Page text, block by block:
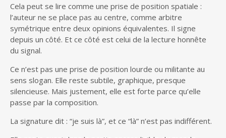
Cela peut se lire comme une prise de position spatiale :
l’auteur ne se place pas au centre, comme arbitre
symétrique entre deux opinions équivalentes. Il signe
depuis un côté. Et ce côté est celui de la lecture honnête
du signal.
Ce n’est pas une prise de position lourde ou militante au
sens slogan. Elle reste subtile, graphique, presque
silencieuse. Mais justement, elle est forte parce qu’elle
passe par la composition.
La signature dit : “je suis là”, et ce “là” n’est pas indifférent.